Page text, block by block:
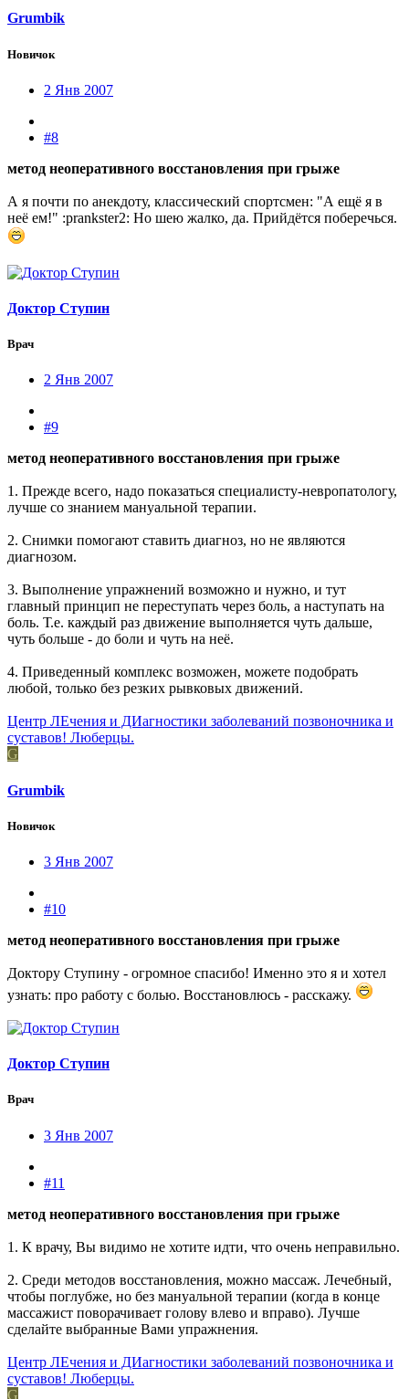
Grumbik
Новичок
2 Янв 2007
#8
метод неоперативного восстановления при грыже
А я почти по анекдоту, классический спортсмен: "А ещё я в
неё ем!" :prankster2: Но шею жалко, да. Прийдётся поберечься.
Доктор Ступин
Врач
2 Янв 2007
#9
метод неоперативного восстановления при грыже
1. Прежде всего, надо показаться специалисту-невропатологу,
лучше со знанием мануальной терапии.
2. Снимки помогают ставить диагноз, но не являются
диагнозом.
3. Выполнение упражнений возможно и нужно, и тут
главный принцип не переступать через боль, а наступать на
боль. Т.е. каждый раз движение выполняется чуть дальше,
чуть больше - до боли и чуть на неё.
4. Приведенный комплекс возможен, можете подобрать
любой, только без резких рывковых движений.
Центр ЛЕчения и ДИагностики заболеваний позвоночника и
суставов! Люберцы.
G
Grumbik
Новичок
3 Янв 2007
#10
метод неоперативного восстановления при грыже
Доктору Ступину - огромное спасибо! Именно это я и хотел
узнать: про работу с болью. Восстановлюсь - расскажу.
Доктор Ступин
Врач
3 Янв 2007
#11
метод неоперативного восстановления при грыже
1. К врачу, Вы видимо не хотите идти, что очень неправильно.
2. Среди методов восстановления, можно массаж. Лечебный,
чтобы поглубже, но без мануальной терапии (когда в конце
массажист поворачивает голову влево и вправо). Лучше
сделайте выбранные Вами упражнения.
Центр ЛЕчения и ДИагностики заболеваний позвоночника и
суставов! Люберцы.
G